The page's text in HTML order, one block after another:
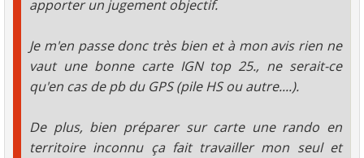
apporter un jugement objectif.
Je m'en passe donc très bien et à mon avis rien ne
vaut une bonne carte IGN top 25., ne serait-ce
qu'en cas de pb du GPS (pile HS ou autre....).
De plus, bien préparer sur carte une rando en
territoire inconnu ça fait travailler mon seul et